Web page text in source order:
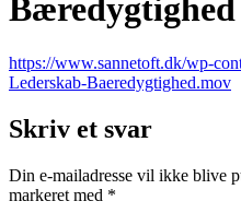
Bæredygtighed
https://www.sannetoft.dk/wp-
Lederskab-Baeredygtighed.mov
Skriv et svar
Din e-mailadresse vil ikke blive
markeret med *